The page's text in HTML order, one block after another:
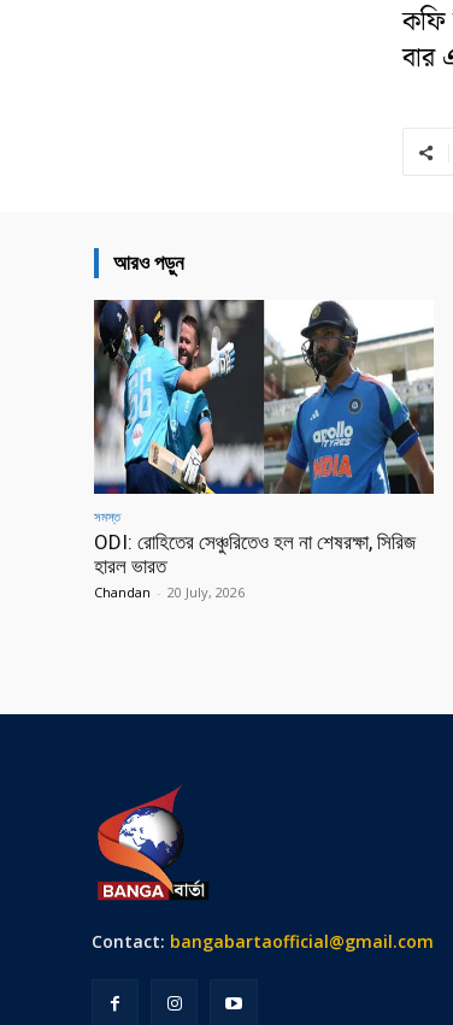
কফি
বার
আরও পড়ুন
সমস্ত
ODI: রোহিতের সেঞ্চুরিতেও হল না শেষরক্ষা, সিরিজ
হারল ভারত
Chandan - 20 July, 2026
Contact: bangabartaofficial@gmail.com